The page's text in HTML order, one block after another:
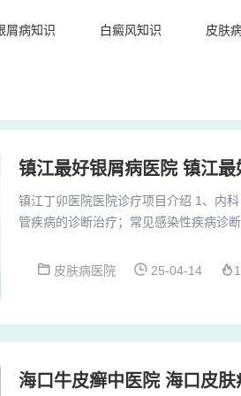
屑病知识 白癜风知识 皮肤
镇江最好银屑病医院 镇江
镇江丁卯医院医院诊疗项目介绍 1、内
管疾病的诊断治疗；常见感染性疾病诊
科、泌尿科、肝胆科、五官科、口腔科
皮肤病医院 25-04-14
海口牛皮癣中医院 海口皮肤